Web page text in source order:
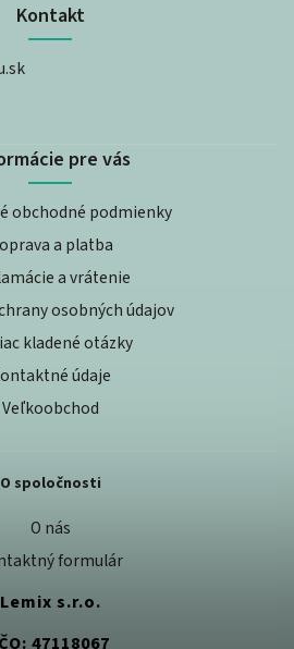
Kontakt
pre vás
obchodné podmienky
a platba
a vrátenie
osobných údajov
kladené otázky
údaje
Veľkoobchod
O spoločnosti
O nás
formulár
Lemix s.r.o.
47118067